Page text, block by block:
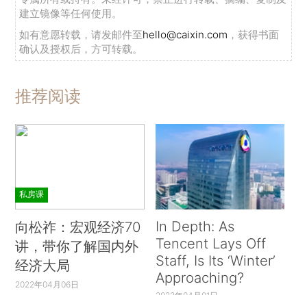
建立镜像等任何使用。
如有意愿转载，请发邮件至hello@caixin.com ，获得书面
确认及授权后，方可转载。
推荐阅读
私房课
向松祚：宏观经济70
讲，带你了解国内外
经济大局
2022年04月06日
In Depth: As
Tencent Lays Off
Staff, Is Its ‘Winter’
Approaching?